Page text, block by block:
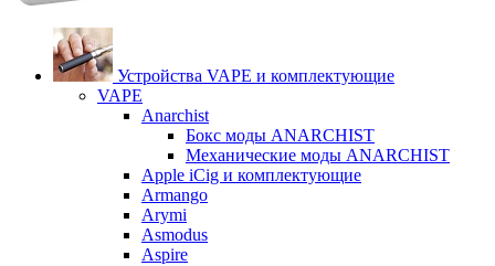
Устройства VAPE и комплектующие
VAPE
Anarchist
Бокс моды ANARCHIST
Механические моды ANARCHIST
Apple iCig и комплектующие
Armango
Arymi
Asmodus
Aspire